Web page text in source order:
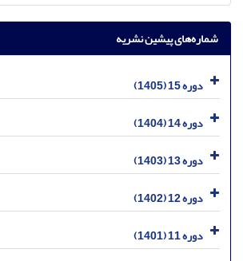
شماره‌های پیشین نشریه
دوره 15 (1405)
دوره 14 (1404)
دوره 13 (1403)
دوره 12 (1402)
دوره 11 (1401)